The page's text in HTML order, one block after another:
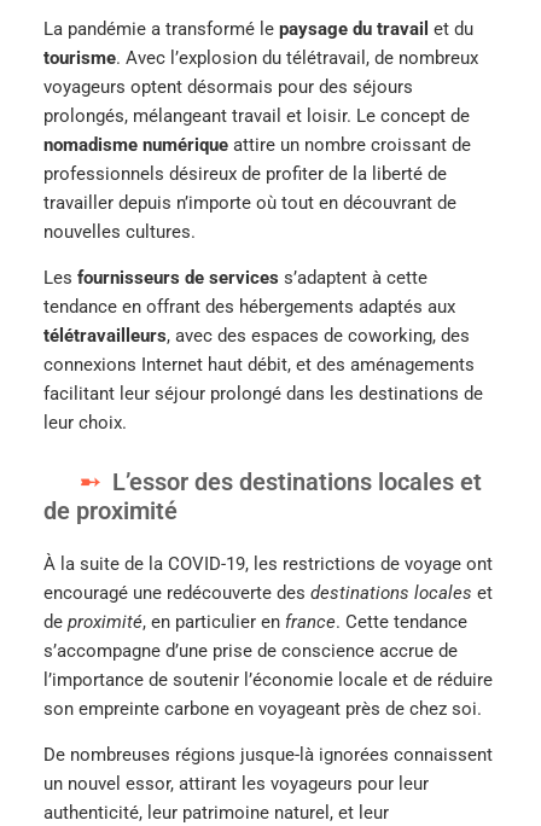
La pandémie a transformé le paysage du travail et du
tourisme. Avec l’explosion du télétravail, de nombreux
voyageurs optent désormais pour des séjours
prolongés, mélangeant travail et loisir. Le concept de
nomadisme numérique attire un nombre croissant de
professionnels désireux de profiter de la liberté de
travailler depuis n’importe où tout en découvrant de
nouvelles cultures.
Les fournisseurs de services s’adaptent à cette
tendance en offrant des hébergements adaptés aux
télétravailleurs, avec des espaces de coworking, des
connexions Internet haut débit, et des aménagements
facilitant leur séjour prolongé dans les destinations de
leur choix.
L’essor des destinations locales et
de proximité
À la suite de la COVID-19, les restrictions de voyage ont
encouragé une redécouverte des destinations locales et
de proximité, en particulier en france. Cette tendance
s’accompagne d’une prise de conscience accrue de
l’importance de soutenir l’économie locale et de réduire
son empreinte carbone en voyageant près de chez soi.
De nombreuses régions jusque-là ignorées connaissent
un nouvel essor, attirant les voyageurs pour leur
authenticité, leur patrimoine naturel, et leur